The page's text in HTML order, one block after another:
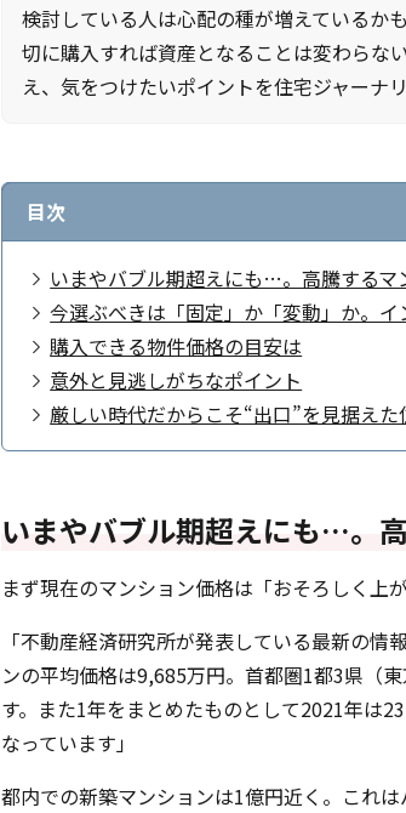
検討している人は心配の種が増えているか
切に購入すれば資産となることは変わらな
え、気をつけたいポイントを住宅ジャーナ
目次
いまやバブル期超えにも…。高騰するマ
今選ぶべきは「固定」か「変動」か。
購入できる物件価格の目安は
意外と見逃しがちなポイント
厳しい時代だからこそ“出口”を見据えた
いまやバブル期超えにも…。
まず現在のマンション価格は「おそろしく上
「不動産経済研究所が発表している最新の
ンの平均価格は9,685万円。首都圏1都3県（
す。また1年をまとめたものとして2021年は
なっています」
都内での新築マンションは1億円近く。これ